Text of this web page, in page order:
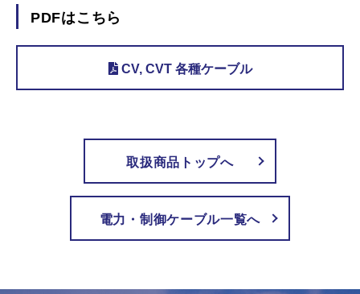
PDFはこちら
CV, CVT 各種ケーブル
取扱商品トップへ
電力・制御ケーブル一覧へ